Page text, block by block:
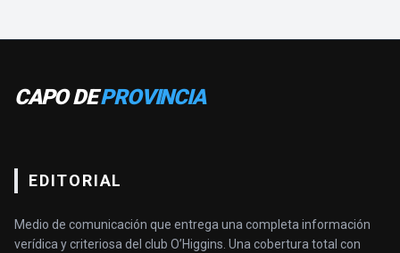
CAPO DEPROVINCIA
EDITORIAL
Medio de comunicación que entrega una completa información
verídica y criteriosa del club O’Higgins. Una cobertura total con